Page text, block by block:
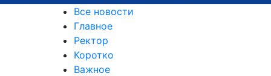
Все новости
Главное
Ректор
Коротко
Важное